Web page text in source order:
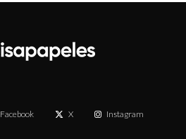
Facebook X Instagram